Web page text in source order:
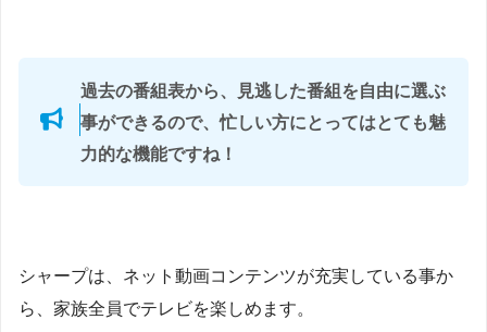
過去の番組表から、見逃した番組を自由に選ぶ
事ができるので、忙しい方にとってはとても魅
力的な機能ですね！
シャープは、ネット動画コンテンツが充実している事か
ら、家族全員でテレビを楽しめます。